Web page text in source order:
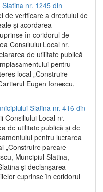
nr. 1245 din
de verificare a dreptului de
și acordarea
în coridorul de
Consiliului Local nr.
de utilitate publică
pentru
local „Construire
Eugen Ionescu,
Slatina nr. 416 din
Consiliului Local nr.
de utilitate publică și de
pentru lucrarea
„Construire parcare
Muncipiul Slatina,
și declanșarea
cuprinse în coridorul